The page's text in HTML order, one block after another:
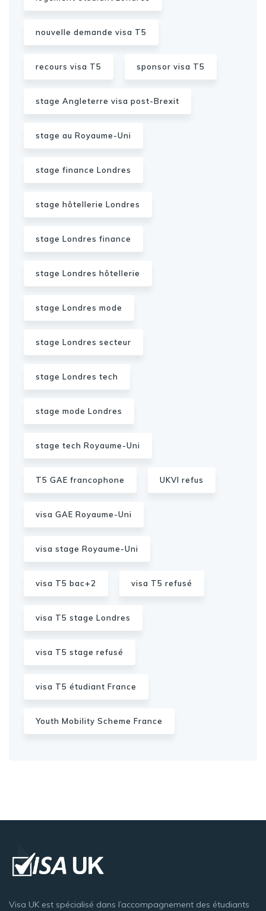
nouvelle demande visa T5
recours visa T5 sponsor visa T5
stage Angleterre visa post-Brexit
stage au Royaume-Uni
stage finance Londres
stage hôtellerie Londres
stage Londres finance
stage Londres hôtellerie
stage Londres mode
stage Londres secteur
stage Londres tech
stage mode Londres
stage tech Royaume-Uni
T5 GAE francophone UKVI refus
visa GAE Royaume-Uni
visa stage Royaume-Uni
visa T5 bac+2 visa T5 refusé
visa T5 stage Londres
visa T5 stage refusé
visa T5 étudiant France
Youth Mobility Scheme France
Visa UK est spécialisé dans l’accompagnement des étudiants